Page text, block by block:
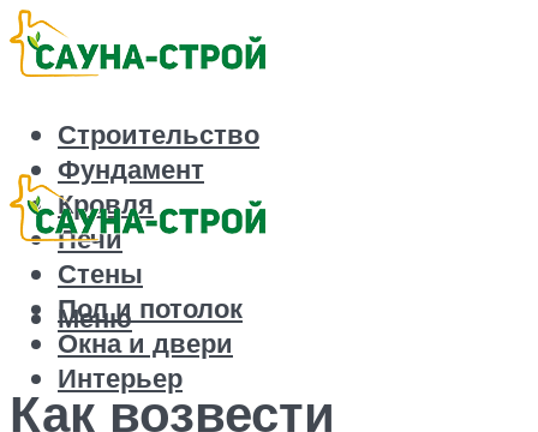
Строительство
Фундамент
Кровля
Печи
Стены
Пол и потолок
Окна и двери
Интерьер
Меню
Как возвести